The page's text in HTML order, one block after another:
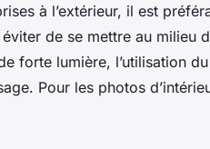
à l’extérieur, il est
de se mettre au milieu
forte lumière, l’utilisation
Pour les photos